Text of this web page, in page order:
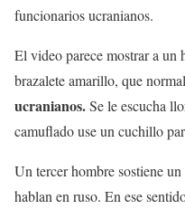
funcionarios ucranianos.
El video parece mostrar a un
brazalete amarillo, que
ucranianos.Se le escucha
camuflado use un cuchillo
Un tercer hombre sostiene
hablan en ruso. En ese